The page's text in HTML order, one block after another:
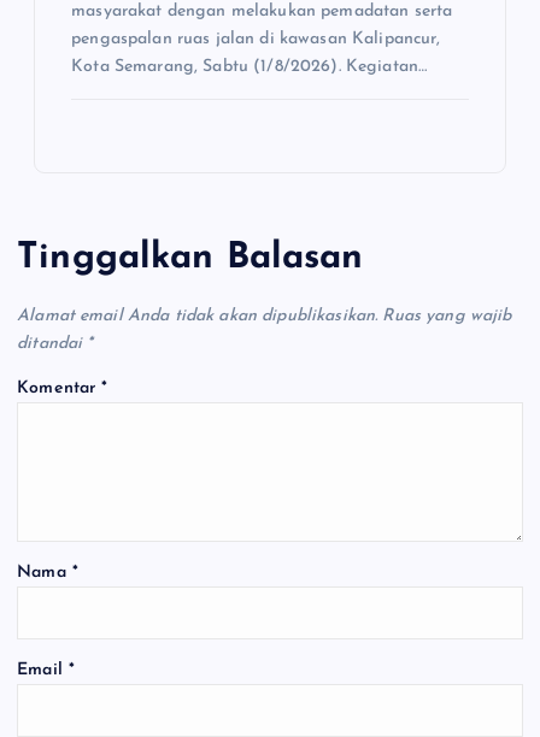
masyarakat dengan melakukan pemadatan serta
pengaspalan ruas jalan di kawasan Kalipancur,
Kota Semarang, Sabtu (1/8/2026). Kegiatan…
Tinggalkan Balasan
Alamat email Anda tidak akan dipublikasikan. Ruas yang wajib
ditandai *
Komentar*
Nama *
Email *